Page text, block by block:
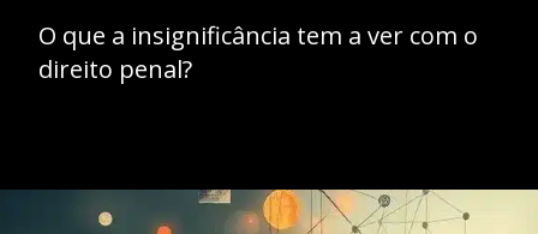
O que a insignificância tem a ver com o
direito penal?
Opening https://ademilsoncs.adv.br/